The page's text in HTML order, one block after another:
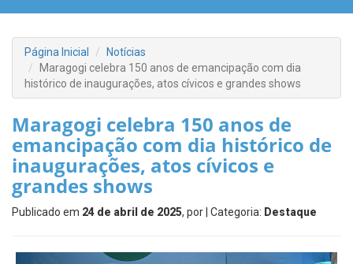
Página Inicial
Notícias
Maragogi celebra 150 anos de emancipação com dia
histórico de inaugurações, atos cívicos e grandes shows
Maragogi celebra 150 anos de
emancipação com dia histórico de
inaugurações, atos cívicos e
grandes shows
Publicado em 24 de abril de 2025, por | Categoria: Destaque